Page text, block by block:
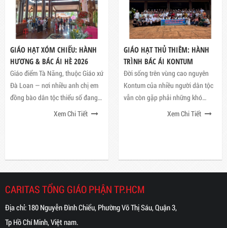
HẠT XÓM CHIẾU: HÀNH
& BÁC ÁI HÈ 2026
Tà Năng, thuộc Giáo xứ
— nơi nhiều anh chị em
dân tộc thiểu số đang
diện với những khó khăn
Xem Chi Tiết
GIÁO HẠT THỦ THIÊM: HÀNH
TRÌNH BÁC ÁI KONTUM
Đời sống trên vùng cao nguyên
Kontum của nhiều người dân tộc
vẫn còn gặp phải những khó
khăn và thiếu thốn, vì vậy, sứ
Xem Chi Tiết
gây
CARITAS TỔNG GIÁO PHẬN TP.HCM
Địa chỉ: 180 Nguyễn Đình Chiểu, Phường Võ Thị Sáu, Quận 3,
Tp Hồ Chí Minh, Việt nam.